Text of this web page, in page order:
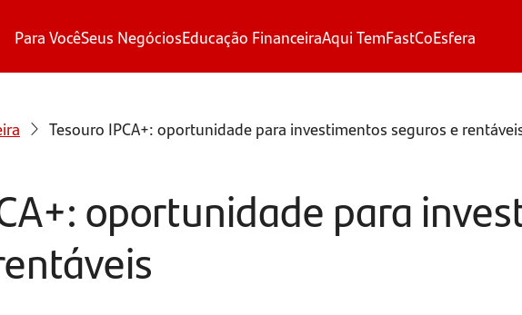
Para VocêSeus NegóciosEducação FinanceiraAqui TemFastCoEsfera
Tesouro IPCA+: oportunidade para investimentos seguros e
oportunidade para